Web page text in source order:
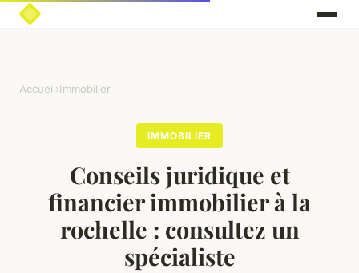
Accueil›Immobilier
IMMOBILIER
Conseils juridique et
financier immobilier à la
rochelle : consultez un
spécialiste